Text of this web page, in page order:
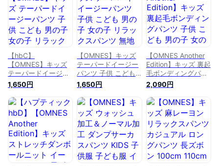
【hbC】
【OMNES】キッズ
テーパードイージー
パンツ 子供 こども
男の子 女の子 リラ
ックスパンツ 無地
100cm 110cm
120cm 130cm
140cm HAPTIC ハプ
ティック
1,650円
【OMNES】キッズ
テーパードイージー
パンツ 子供 こども
男の子 女の子 リラ
ックスパンツ 無地
100cm 110cm
120cm 130cm
140cm 【■】
1,650円
【OMNES Another
Edition】キッズ 裏起
毛ボンディングパン
ツ 子供 こども 男の
子 女の子 防寒 あっ
たかパンツ 100cm
110cm 120cm
130cm 140cm カジ
ュアル HAPTIC ハプ
ティック 母の日
2,090円